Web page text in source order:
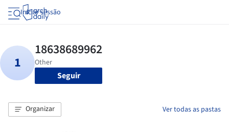
Iniciar sessão
Seguir
Organizar Ver todas as pastas